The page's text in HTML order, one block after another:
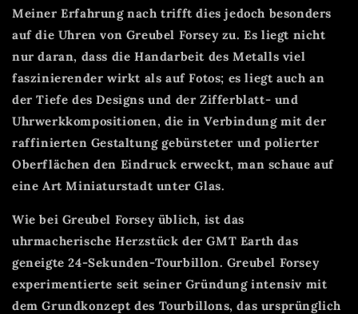
Meiner Erfahrung nach trifft dies jedoch besonders
auf die Uhren von Greubel Forsey zu. Es liegt nicht
nur daran, dass die Handarbeit des Metalls viel
faszinierender wirkt als auf Fotos; es liegt auch an
der Tiefe des Designs und der Zifferblatt- und
Uhrwerkkompositionen, die in Verbindung mit der
raffinierten Gestaltung gebürsteter und polierter
Oberflächen den Eindruck erweckt, man schaue auf
eine Art Miniaturstadt unter Glas.
Wie bei Greubel Forsey üblich, ist das
uhrmacherische Herzstück der GMT Earth das
geneigte 24-Sekunden-Tourbillon. Greubel Forsey
experimentierte seit seiner Gründung intensiv mit
dem Grundkonzept des Tourbillons, das ursprünglich